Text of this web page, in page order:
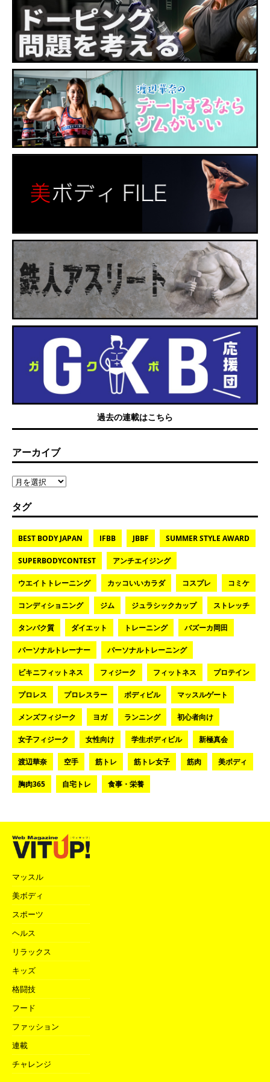
過去の連載はこちら
アーカイブ
タグ
BEST BODY JAPAN IFBB JBBF SUMMER STYLE AWARD
SUPERBODYCONTEST アンチエイジング
ウエイトトレーニング カッコいいカラダ コスプレ コミケ
コンディショニング ジム ジュラシックカップ ストレッチ
タンパク質 ダイエット トレーニング バズーカ岡田
パーソナルトレーナー パーソナルトレーニング
ビキニフィットネス フィジーク フィットネス プロテイン
プロレス プロレスラー ボディビル マッスルゲート
メンズフィジーク ヨガ ランニング 初心者向け
女子フィジーク 女性向け 学生ボディビル 新極真会
渡辺華奈 空手 筋トレ 筋トレ女子 筋肉 美ボディ
胸肉365 自宅トレ 食事・栄養
マッスル
美ボディ
スポーツ
ヘルス
リラックス
キッズ
格闘技
フード
ファッション
連載
チャレンジ